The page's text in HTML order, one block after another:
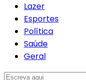
Lazer
Esportes
Política
Saúde
Geral